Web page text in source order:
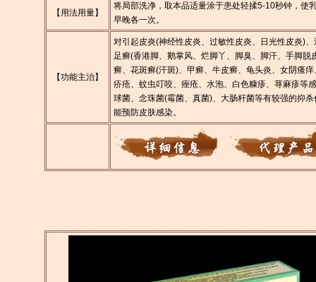
【用法用量】
将局部洗净，取本品适量涂于患处轻揉5-10秒钟，使
早晚各一次。
【功能主治】
对引起皮炎(神经性皮炎、过敏性皮炎、日光性皮炎)、
足癣(香港脚、鹅掌风、烂脚丫、脚臭、脚汗、手脚脱
癣、花斑癣(汗斑)、甲癣、牛皮癣、龟头炎、女阴瘙痒
疥疮、蚊虫叮咬、痤疮、水泡、白色糠疹、荨麻疹等
球菌、念珠菌(霉菌、真菌)、大肠杆菌等有较强的抑杀
能预防皮肤感染。